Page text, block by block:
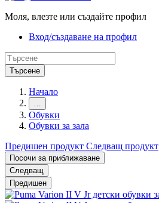
Моля, влезте или създайте профил
Вход/създаване на профил
Търсене
Начало
…
Обувки
Обувки за зала
Предишен продукт Следващ продукт
Посочи за приближаване
Следващ
Предишен